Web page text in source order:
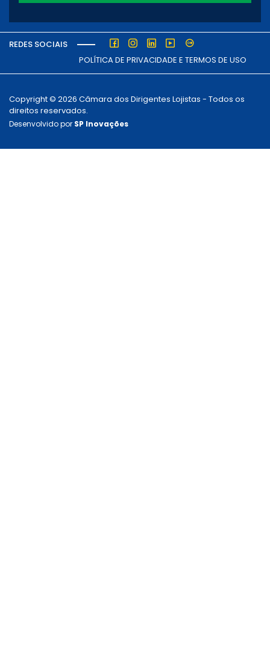
REDES SOCIAIS
POLÍTICA DE PRIVACIDADE E TERMOS DE USO
Copyright © 2026 Câmara dos Dirigentes Lojistas - Todos os
direitos reservados.
Desenvolvido por SP Inovações